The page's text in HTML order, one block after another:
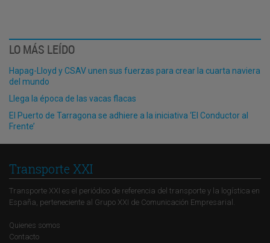
LO MÁS LEÍDO
Hapag-Lloyd y CSAV unen sus fuerzas para crear la cuarta naviera
del mundo
Llega la época de las vacas flacas
El Puerto de Tarragona se adhiere a la iniciativa ‘El Conductor al
Frente’
Transporte XXI
Transporte XXI es el periódico de referencia del transporte y la logística en
España, perteneciente al Grupo XXI de Comunicación Empresarial.
Quienes somos
Contacto